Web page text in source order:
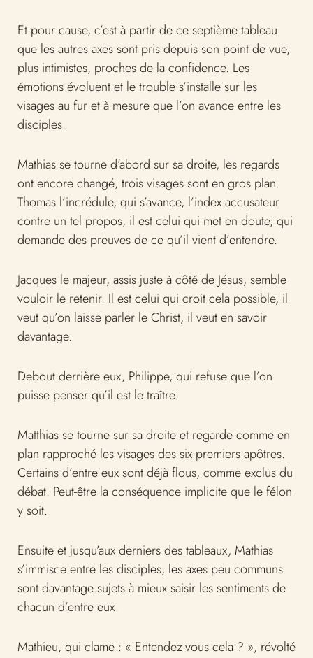
Et pour cause, c’est à partir de ce septième tableau
que les autres axes sont pris depuis son point de vue,
plus intimistes, proches de la confidence. Les
émotions évoluent et le trouble s’installe sur les
visages au fur et à mesure que l’on avance entre les
disciples.
Mathias se tourne d’abord sur sa droite, les regards
ont encore changé, trois visages sont en gros plan.
Thomas l’incrédule, qui s’avance, l’index accusateur
contre un tel propos, il est celui qui met en doute, qui
demande des preuves de ce qu’il vient d’entendre.
Jacques le majeur, assis juste à côté de Jésus, semble
vouloir le retenir. Il est celui qui croit cela possible, il
veut qu’on laisse parler le Christ, il veut en savoir
davantage.
Debout derrière eux, Philippe, qui refuse que l’on
puisse penser qu’il est le traître.
Matthias se tourne sur sa droite et regarde comme en
plan rapproché les visages des six premiers apôtres.
Certains d’entre eux sont déjà flous, comme exclus du
débat. Peut-être la conséquence implicite que le félon
y soit.
Ensuite et jusqu’aux derniers des tableaux, Mathias
s’immisce entre les disciples, les axes peu communs
sont davantage sujets à mieux saisir les sentiments de
chacun d’entre eux.
Mathieu, qui clame : « Entendez-vous cela ? », révolté